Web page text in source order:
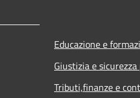
Educazione e
Giustizia e
Tributi,finanze e